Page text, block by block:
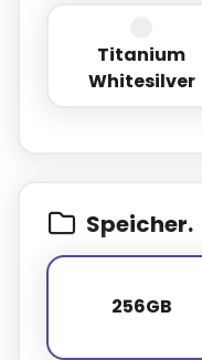
Titanium
Whitesilver
Speicher.
256GB
256GB